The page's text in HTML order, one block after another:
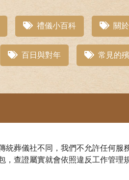
禮儀小百科 關
百日與對年 常見的
統葬儀社不同，我們不允許任何服
，查證屬實就會依照違反工作管理